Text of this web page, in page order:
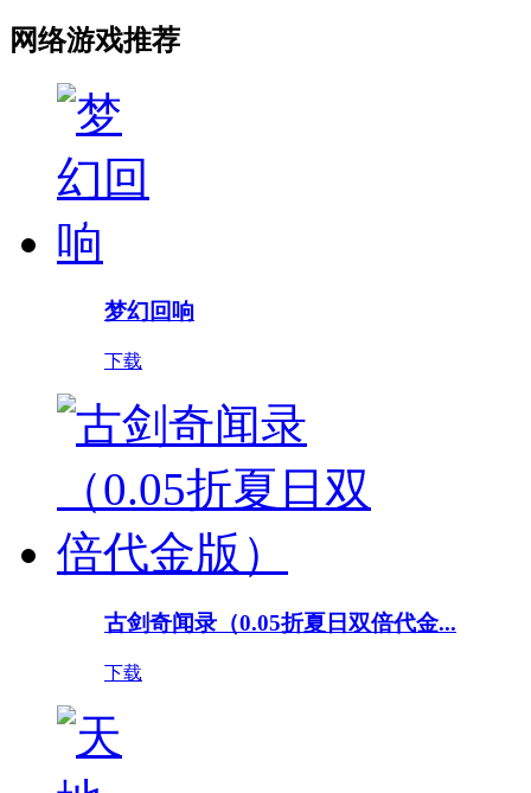
网络游戏推荐
梦幻回响
下载
古剑奇闻录（0.05折夏日双倍代金...
下载